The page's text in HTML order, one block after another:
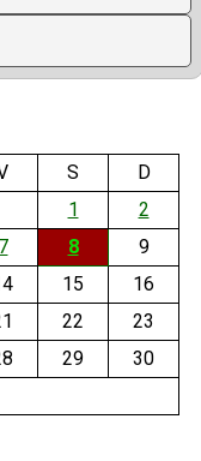
S
D
1
2
7 8
9
15
16
22
23
29
30